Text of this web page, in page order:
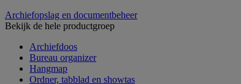
Archiefopslag en documentbeheer
Bekijk de hele productgroep
Archiefdoos
Bureau organizer
Hangmap
Ordner, tabblad en showtas